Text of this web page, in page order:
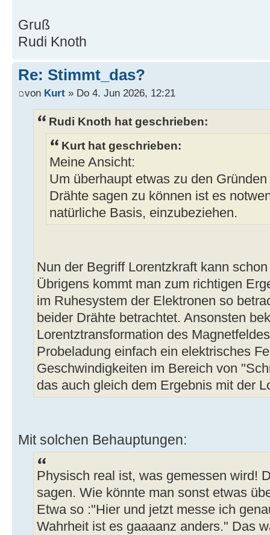
Gruß
Rudi Knoth
Re: Stimmt_das?
von Kurt » Do 4. Jun 2026, 12:21
Rudi Knoth hat geschrieben:
Kurt hat geschrieben:
Meine Ansicht:
Um überhaupt etwas zu den
Drähte sagen zu können ist es
natürliche Basis, einzubeziehen.
Nun der Begriff Lorentzkraft kann
Übrigens kommt man zum richtigen
im Ruhesystem der Elektronen so
beider Drähte betrachtet. Ansonsten
Lorentztransformation des
Probeladung einfach ein elektrisches
Geschwindigkeiten im Bereich von
das auch gleich dem Ergebnis mit der
Mit solchen Behauptungen:
Physisch real ist, was gemessen wird!
sagen. Wie könnte man sonst etwas
Etwa so :"Hier und jetzt messe ich
Wahrheit ist es gaaaanz anders." Das